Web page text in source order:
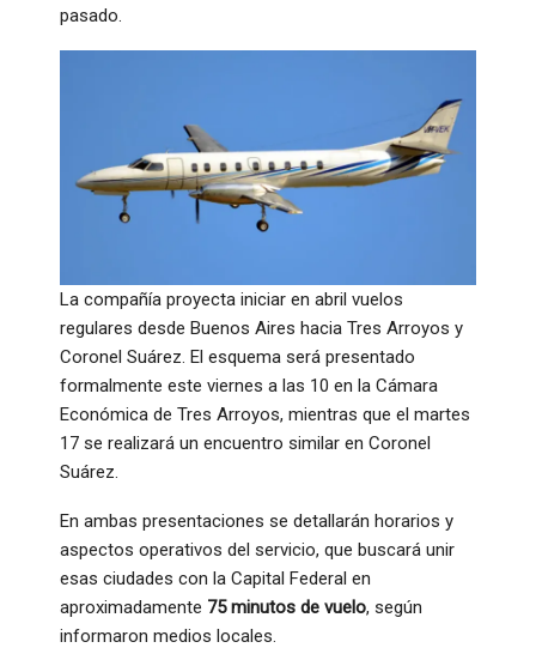
pasado.
La compañía proyecta iniciar en abril vuelos
regulares desde Buenos Aires hacia Tres Arroyos y
Coronel Suárez. El esquema será presentado
formalmente este viernes a las 10 en la Cámara
Económica de Tres Arroyos, mientras que el martes
17 se realizará un encuentro similar en Coronel
Suárez.
En ambas presentaciones se detallarán horarios y
aspectos operativos del servicio, que buscará unir
esas ciudades con la Capital Federal en
aproximadamente 75 minutos de vuelo, según
informaron medios locales.